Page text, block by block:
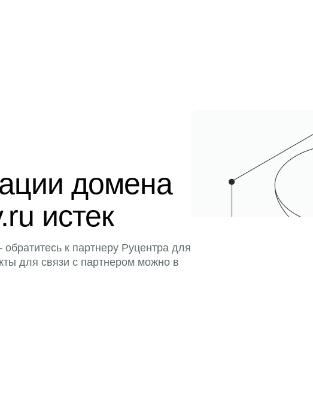
домена
истек
к партнеру Руцентра для
для связи с партнером можно в